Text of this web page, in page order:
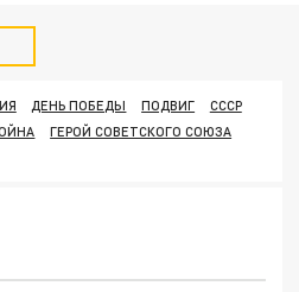
ДЕНЬ ПОБЕДЫ ПОДВИГ
СССР
ГЕРОЙ СОВЕТСКОГО СОЮЗА